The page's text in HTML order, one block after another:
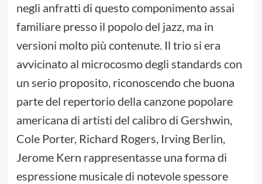
negli anfratti di questo componimento assai
familiare presso il popolo del jazz, ma in
versioni molto più contenute. Il trio si era
avvicinato al microcosmo degli standards con
un serio proposito, riconoscendo che buona
parte del repertorio della canzone popolare
americana di artisti del calibro di Gershwin,
Cole Porter, Richard Rogers, Irving Berlin,
Jerome Kern rappresentasse una forma di
espressione musicale di notevole spessore